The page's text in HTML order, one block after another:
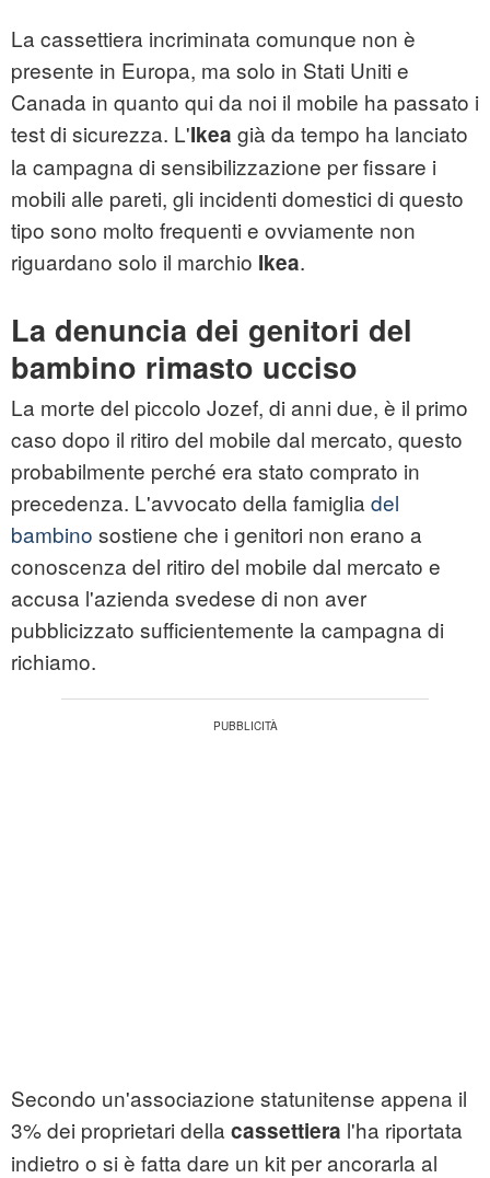
La cassettiera incriminata comunque non è
presente in Europa, ma solo in Stati Uniti e
Canada in quanto qui da noi il mobile ha passato i
test di sicurezza. L'Ikea già da tempo ha lanciato
la campagna di sensibilizzazione per fissare i
mobili alle pareti, gli incidenti domestici di questo
tipo sono molto frequenti e ovviamente non
riguardano solo il marchio Ikea.
La denuncia dei genitori del
bambino rimasto ucciso
La morte del piccolo Jozef, di anni due, è il primo
caso dopo il ritiro del mobile dal mercato, questo
probabilmente perché era stato comprato in
precedenza. L'avvocato della famiglia del
bambino sostiene che i genitori non erano a
conoscenza del ritiro del mobile dal mercato e
accusa l'azienda svedese di non aver
pubblicizzato sufficientemente la campagna di
richiamo.
Secondo un'associazione statunitense appena il
3% dei proprietari della cassettiera l'ha riportata
indietro o si è fatta dare un kit per ancorarla al